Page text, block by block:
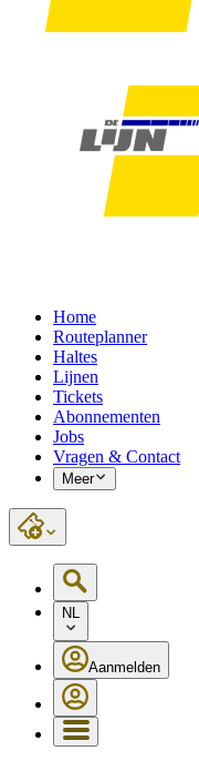
Home
Routeplanner
Haltes
Lijnen
Tickets
Abonnementen
Jobs
Vragen & Contact
Meer
NL
Aanmelden